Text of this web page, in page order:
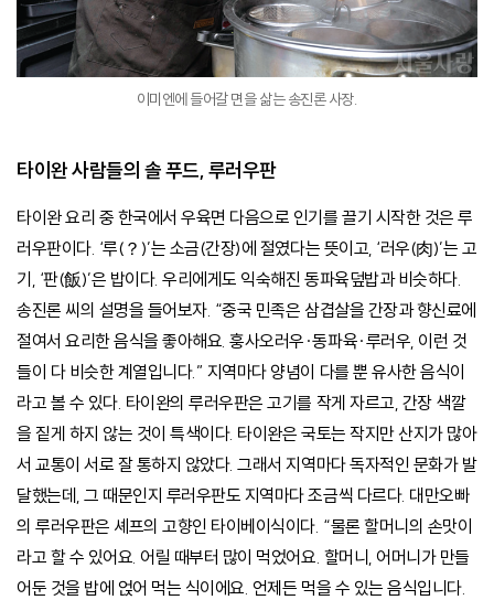
이미엔에 들어갈 면을 삶는 송진론 사장.
타이완 사람들의 솔 푸드, 루러우판
타이완 요리 중 한국에서 우육면 다음으로 인기를 끌기 시작한 것은 루
러우판이다. ‘루(？)’는 소금(간장)에 절였다는 뜻이고, ‘러우(肉)’는 고
기, ‘판(飯)’은 밥이다. 우리에게도 익숙해진 동파육덮밥과 비슷하다.
송진론 씨의 설명을 들어보자. “중국 민족은 삼겹살을 간장과 향신료에
절여서 요리한 음식을 좋아해요. 훙사오러우·동파육·루러우, 이런 것
들이 다 비슷한 계열입니다.” 지역마다 양념이 다를 뿐 유사한 음식이
라고 볼 수 있다. 타이완의 루러우판은 고기를 작게 자르고, 간장 색깔
을 짙게 하지 않는 것이 특색이다. 타이완은 국토는 작지만 산지가 많아
서 교통이 서로 잘 통하지 않았다. 그래서 지역마다 독자적인 문화가 발
달했는데, 그 때문인지 루러우판도 지역마다 조금씩 다르다. 대만오빠
의 루러우판은 셰프의 고향인 타이베이식이다. “물론 할머니의 손맛이
라고 할 수 있어요. 어릴 때부터 많이 먹었어요. 할머니, 어머니가 만들
어둔 것을 밥에 얹어 먹는 식이에요. 언제든 먹을 수 있는 음식입니다.